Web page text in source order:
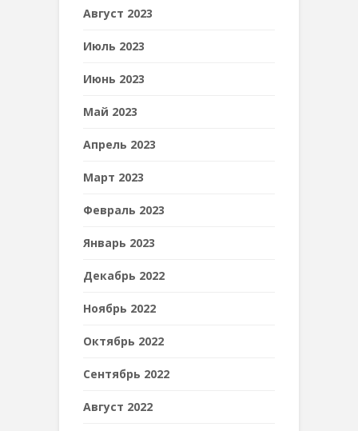
Август 2023
Июль 2023
Июнь 2023
Май 2023
Апрель 2023
Март 2023
Февраль 2023
Январь 2023
Декабрь 2022
Ноябрь 2022
Октябрь 2022
Сентябрь 2022
Август 2022